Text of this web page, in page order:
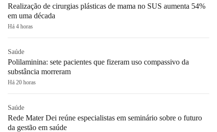
Realização de cirurgias plásticas de mama no SUS aumenta 54%
em uma década
Há 4 horas
Saúde
Polilaminina: sete pacientes que fizeram uso compassivo da
substância morreram
Há 20 horas
Saúde
Rede Mater Dei reúne especialistas em seminário sobre o futuro
da gestão em saúde